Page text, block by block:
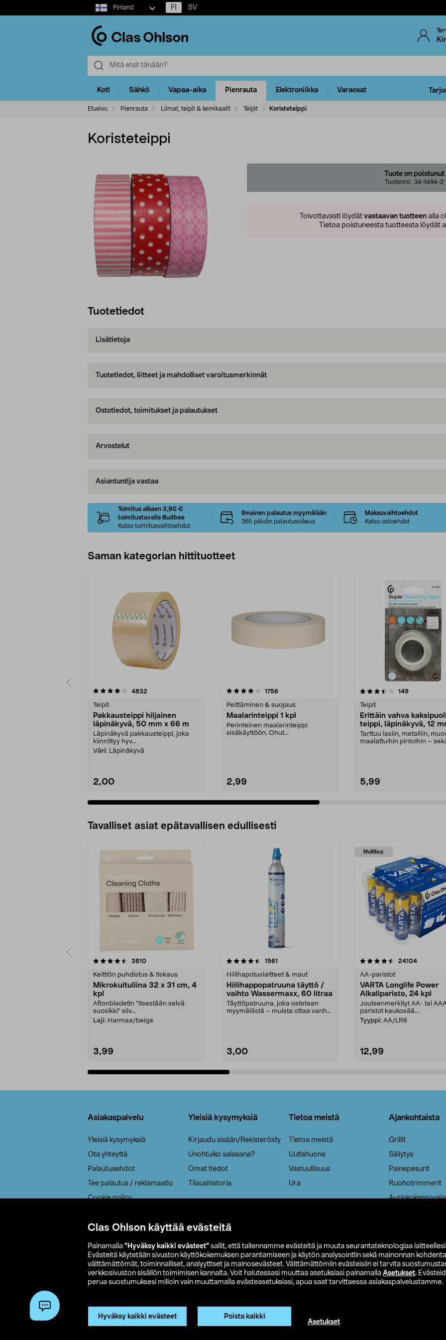
Clas Ohlson käyttää evästeitä
Painamalla ”Hyväksy kaikki evästeet” sallit, että tallennamme evästeitä ja muuta seurantateknologiaa laitteellesi
Evästeitä käytetään sivuston käyttökokemuksen parantamiseen ja käytön analysointiin sekä mainonnan
välttämättömät, toiminnalliset, analyyttiset ja mainosevästeet. Välttämättömiin evästeisiin ei tarvita
verkkosivuston sisällön toimimisen kannalta. Voit halutessasi muuttaa asetuksiasi painamalla Asetukset.
perua suostumuksesi milloin vain muuttamalla evästeasetuksiasi, apua saat tarvittaessa asiakaspalvelustamme.
Hyväksy kaikki evästeet Poista kaikki
Asetukset
Select
market
Finland FI SV
Koti Sähkö Vapaa-aika Pienrauta Elektroniikka Varaosat
Etusivu Pienrauta Liimat, teipit & kemikaalit Teipit Koristeteippi
Koristeteippi
Tuote on poistunut
Tuotenro: 34-1494-2
Toivottavasti löydät vastaavan tuotteen alla
Tietoa poistuneesta tuotteesta löydät
Tuotetiedot
Lisätietoja
Tuotetiedot, liitteet ja mahdolliset varoitusmerkinnät
Ostotiedot, toimitukset ja palautukset
Arvostelut
Asiantuntija vastaa
Toimitus alkaen 3,90 €
toimitustavalla Budbee
Katso toimitusvaihtoehdot
Ilmainen palautus myymälään
365 päivän palautusoikeus
Maksuvaihtoehdot
Katso ostoehdot
Saman kategorian hittituotteet
4832
Teipit
Pakkausteippi hiljainen
läpinäkyvä, 50 mm x 66 m
Läpinäkyvä pakkausteippi, joka
kiinnittyy hyv...
Väri: Läpinäkyvä
2,00
4.0 viidestä
1756arvostelut
Peittäminen & suojaus
Maalarinteippi 1 kpl
Perinteinen maalarinteippi
sisäkäyttöön. Ohut...
2,99
3.5 viidestä
149arvostelut
Teipit
Erittäin vahva
teippi, läpinäkyvä, 12
2,5 m
Tarttuu lasiin, metalliin,
maalattuihin pintoihin –
5,99
4.5 viidestä
Tavalliset asiat epätavallisen edullisesti
3810arvostelut
Keittiön puhdistus & tiskaus
Mikrokuituliina 32 x 31 cm, 4
kpl
Aftonbladetin "itsestään selvä
suosikki" siiv...
Laji: Harmaa/beige
3,99
4.5viidestä
1561
Hiilihapotuslaitteet & maut
Hiilihappopatruuna täyttö /
vaihto Wassermaxx, 60 litraa
Täyttöpatruuna, joka ostetaan
myymälästä – muista ottaa vanha
3,00
Multibuy
4.5viidestä
24104arvostelut
AA-paristot
VARTA Longlife Power
Alkaliparisto, 24 kpl
Joutsenmerkityt AA- tai
paristot kaukosää...
Tyyppi: AA/LR6
12,99
4.5viidestä
Asiakaspalvelu
Yleisiä kysymyksiä
Ota yhteyttä
Palautusehdot
Tee palautus / reklamaatio
Cookie policy
Saavutettavuus
Yleisiä kysymyksiä
Kirjaudu sisään/Rekisteröidy
Unohtuiko salasana?
Omat tiedot
Tilaushistoria
Tietoa meistä
Tietoa meistä
Uutishuone
Vastuullisuus
Ura
Ajankohtaista
Grillit
Säilytys
Painepesurit
Ruohotrimmerit